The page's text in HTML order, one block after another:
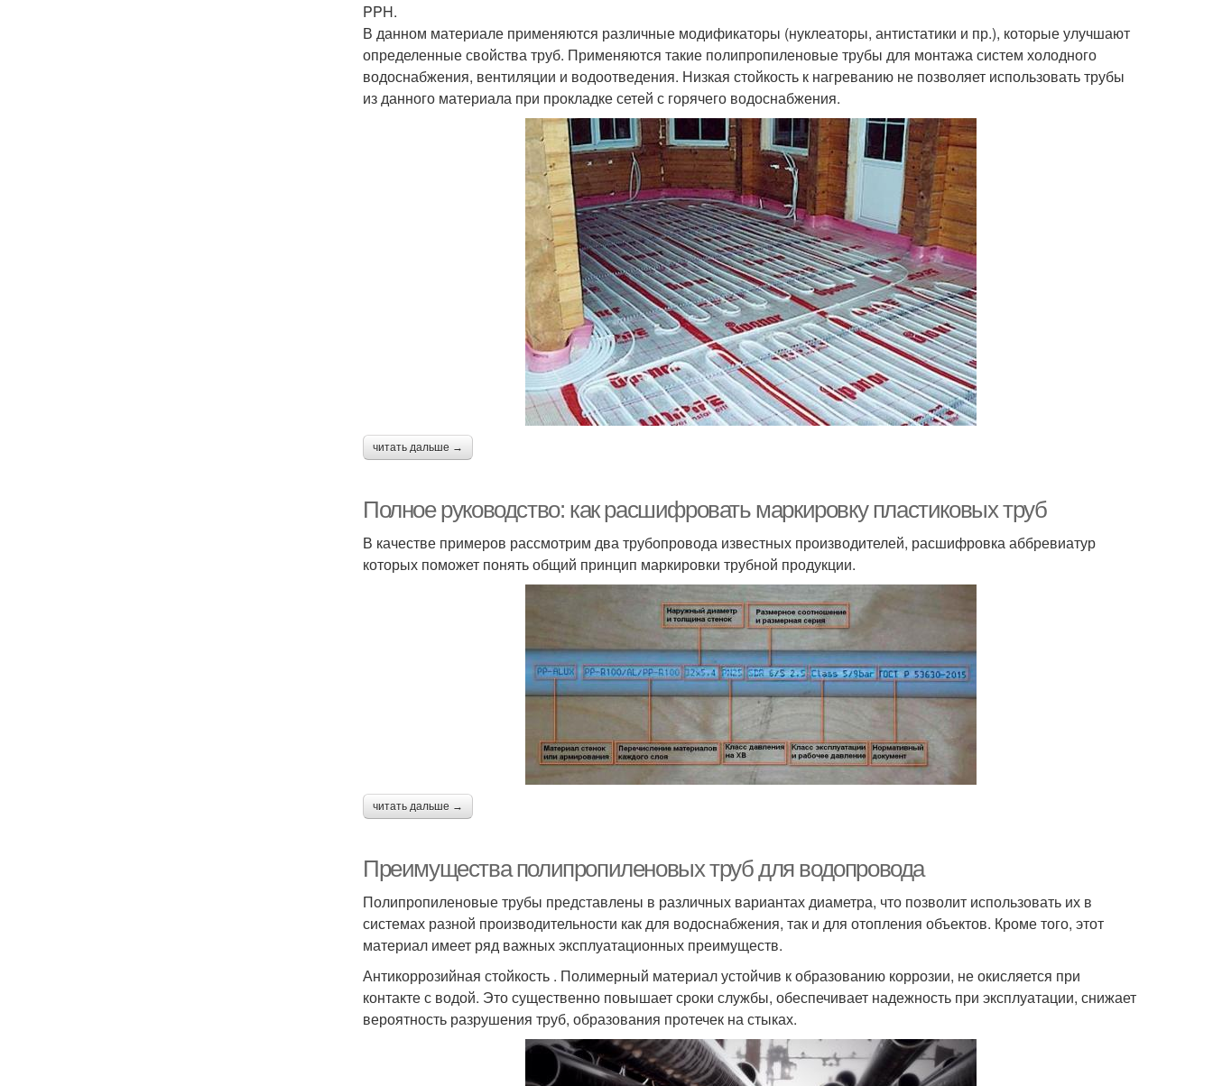
PPH.
В данном материале применяются различные модификаторы (нуклеаторы, антистатики и пр.), которые улучшают
определенные свойства труб. Применяются такие полипропиленовые трубы для монтажа систем холодного
водоснабжения, вентиляции и водоотведения. Низкая стойкость к нагреванию не позволяет использовать трубы
из данного материала при прокладке сетей с горячего водоснабжения.
читать дальше →
Полное руководство: как расшифровать маркировку пластиковых труб
В качестве примеров рассмотрим два трубопровода известных производителей, расшифровка аббревиатур
которых поможет понять общий принцип маркировки трубной продукции.
читать дальше →
Преимущества полипропиленовых труб для водопровода
Полипропиленовые трубы представлены в различных вариантах диаметра, что позволит использовать их в
системах разной производительности как для водоснабжения, так и для отопления объектов. Кроме того, этот
материал имеет ряд важных эксплуатационных преимуществ.
Антикоррозийная стойкость . Полимерный материал устойчив к образованию коррозии, не окисляется при
контакте с водой. Это существенно повышает сроки службы, обеспечивает надежность при эксплуатации, снижает
вероятность разрушения труб, образования протечек на стыках.